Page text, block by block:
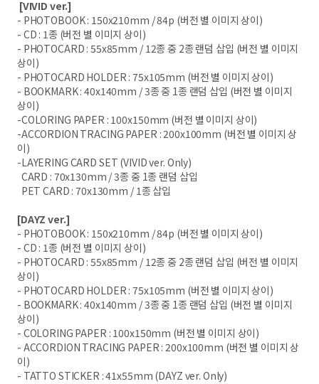
[VIVID ver.]
- PHOTOBOOK : 150x210mm / 84p (버전 별 이미지 상이)
- CD : 1종 (버전 별 이미지 상이)
- PHOTOCARD : 55x85mm / 12종 중 2종 랜덤 삽입 (버전 별 이미지
상이)
- PHOTOCARD HOLDER : 75x105mm (버전 별 이미지 상이)
- BOOKMARK : 40x140mm / 3종 중 1종 랜덤 삽입 (버전 별 이미지
상이)
-COLORING PAPER : 100x150mm (버전 별 이미지 상이)
-ACCORDION TRACING PAPER : 200x100mm (버전 별 이미지 상
이)
-LAYERING CARD SET (VIVID ver. Only)
CARD : 70x130mm / 3종 중 1종 랜덤 삽입
PET CARD : 70x130mm / 1종 삽입
[DAYZ ver.]
- PHOTOBOOK : 150x210mm / 84p (버전 별 이미지 상이)
- CD : 1종 (버전 별 이미지 상이)
- PHOTOCARD : 55x85mm / 12종 중 2종 랜덤 삽입 (버전 별 이미지
상이)
- PHOTOCARD HOLDER : 75x105mm (버전 별 이미지 상이)
- BOOKMARK : 40x140mm / 3종 중 1종 랜덤 삽입 (버전 별 이미지
상이)
- COLORING PAPER : 100x150mm (버전 별 이미지 상이)
- ACCORDION TRACING PAPER : 200x100mm (버전 별 이미지 상
이)
- TATTO STICKER : 41x55mm (DAYZ ver. Only)